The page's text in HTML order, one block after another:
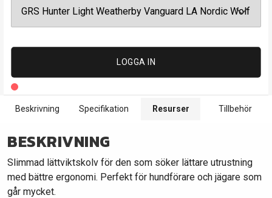
LOGGA IN
Beskrivning Specifikation Resurser Tillbehör
BESKRIVNING
Slimmad lättviktskolv för den som söker lättare utrustning
med bättre ergonomi. Perfekt för hundförare och jägare som
går mycket.